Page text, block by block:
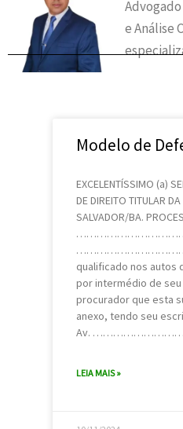
e Análise
Modelo de
EXCELENTÍSSIMO (a)
DE DIREITO TITULAR
SALVADOR/BA.
qualificado nos autos
por intermédio de
procurador que esta
anexo, tendo seu
Av.
LEIA MAIS »